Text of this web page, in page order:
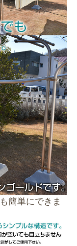
簡単にできま